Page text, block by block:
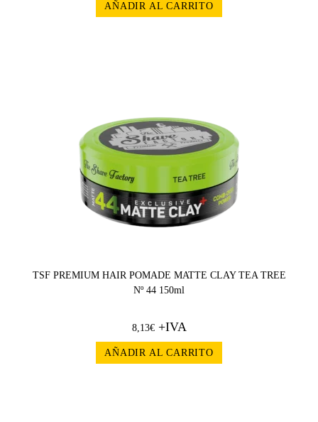
AÑADIR AL CARRITO
TSF PREMIUM HAIR POMADE MATTE CLAY TEA TREE
Nº 44 150ml
8,13€+IVA
AÑADIR AL CARRITO